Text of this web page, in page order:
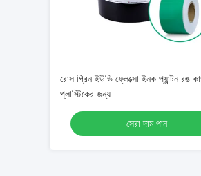
রোস গ্রিন ইউভি ফ্লেক্সো ইনক প্যান্টন রঙ
প্লাস্টিকের জন্য
সেরা দাম পান